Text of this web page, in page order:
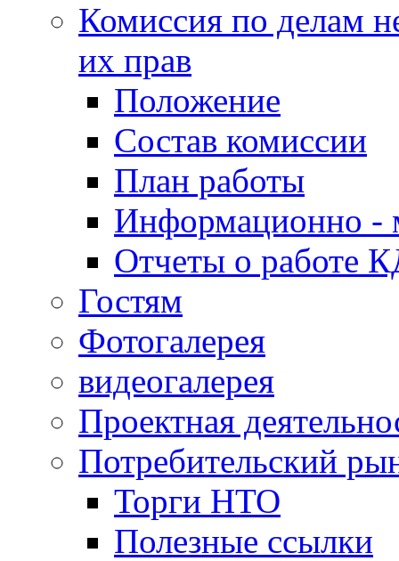
Комиссия по делам
их прав
Положение
Состав комиссии
План работы
Информационно -
Отчеты о работе
Гостям
Фотогалерея
видеогалерея
Проектная
Потребительский
Торги НТО
Полезные ссылки